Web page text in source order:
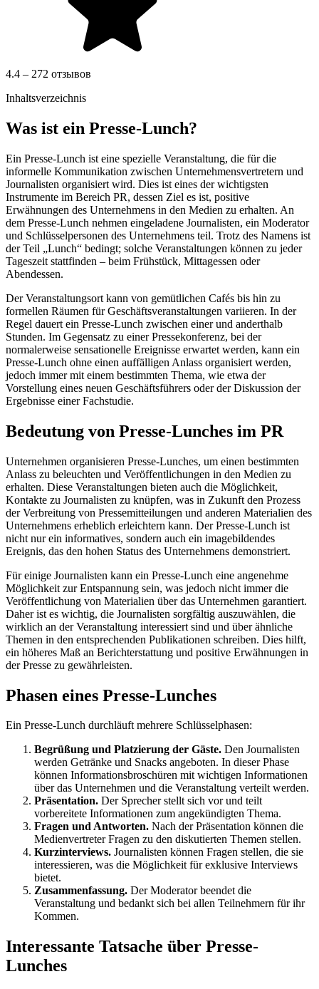
4.4 – 272 отзывов
Inhaltsverzeichnis
Was ist ein Presse-Lunch?
Ein Presse-Lunch ist eine spezielle Veranstaltung, die für die
informelle Kommunikation zwischen Unternehmensvertretern und
Journalisten organisiert wird. Dies ist eines der wichtigsten
Instrumente im Bereich PR, dessen Ziel es ist, positive
Erwähnungen des Unternehmens in den Medien zu erhalten. An
dem Presse-Lunch nehmen eingeladene Journalisten, ein Moderator
und Schlüsselpersonen des Unternehmens teil. Trotz des Namens ist
der Teil „Lunch“ bedingt; solche Veranstaltungen können zu jeder
Tageszeit stattfinden – beim Frühstück, Mittagessen oder
Abendessen.
Der Veranstaltungsort kann von gemütlichen Cafés bis hin zu
formellen Räumen für Geschäftsveranstaltungen variieren. In der
Regel dauert ein Presse-Lunch zwischen einer und anderthalb
Stunden. Im Gegensatz zu einer Pressekonferenz, bei der
normalerweise sensationelle Ereignisse erwartet werden, kann ein
Presse-Lunch ohne einen auffälligen Anlass organisiert werden,
jedoch immer mit einem bestimmten Thema, wie etwa der
Vorstellung eines neuen Geschäftsführers oder der Diskussion der
Ergebnisse einer Fachstudie.
Bedeutung von Presse-Lunches im PR
Unternehmen organisieren Presse-Lunches, um einen bestimmten
Anlass zu beleuchten und Veröffentlichungen in den Medien zu
erhalten. Diese Veranstaltungen bieten auch die Möglichkeit,
Kontakte zu Journalisten zu knüpfen, was in Zukunft den Prozess
der Verbreitung von Pressemitteilungen und anderen Materialien des
Unternehmens erheblich erleichtern kann. Der Presse-Lunch ist
nicht nur ein informatives, sondern auch ein imagebildendes
Ereignis, das den hohen Status des Unternehmens demonstriert.
Für einige Journalisten kann ein Presse-Lunch eine angenehme
Möglichkeit zur Entspannung sein, was jedoch nicht immer die
Veröffentlichung von Materialien über das Unternehmen garantiert.
Daher ist es wichtig, die Journalisten sorgfältig auszuwählen, die
wirklich an der Veranstaltung interessiert sind und über ähnliche
Themen in den entsprechenden Publikationen schreiben. Dies hilft,
ein höheres Maß an Berichterstattung und positive Erwähnungen in
der Presse zu gewährleisten.
Phasen eines Presse-Lunches
Ein Presse-Lunch durchläuft mehrere Schlüsselphasen:
Begrüßung und Platzierung der Gäste. Den Journalisten
werden Getränke und Snacks angeboten. In dieser Phase
können Informationsbroschüren mit wichtigen Informationen
über das Unternehmen und die Veranstaltung verteilt werden.
Präsentation. Der Sprecher stellt sich vor und teilt
vorbereitete Informationen zum angekündigten Thema.
Fragen und Antworten. Nach der Präsentation können die
Medienvertreter Fragen zu den diskutierten Themen stellen.
Kurzinterviews. Journalisten können Fragen stellen, die sie
interessieren, was die Möglichkeit für exklusive Interviews
bietet.
Zusammenfassung. Der Moderator beendet die
Veranstaltung und bedankt sich bei allen Teilnehmern für ihr
Kommen.
Interessante Tatsache über Presse-
Lunches